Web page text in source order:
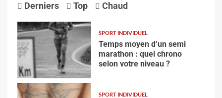
Derniers Top Chaud
SPORT INDIVIDUEL
Temps moyen d’un semi
marathon : quel chrono
selon votre niveau ?
SPORT INDIVIDUEL